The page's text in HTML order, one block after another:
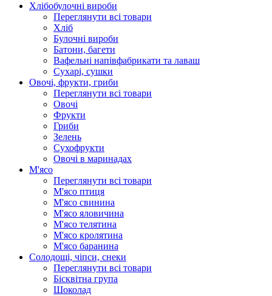
Хлібобулочні вироби
Переглянути всі товари
Хліб
Булочні вироби
Батони, багети
Вафельні напівфабрикати та лаваш
Сухарі, сушки
Овочі, фрукти, гриби
Переглянути всі товари
Овочі
Фрукти
Гриби
Зелень
Сухофрукти
Овочі в маринадах
М'ясо
Переглянути всі товари
М'ясо птиця
М'ясо свинина
М'ясо яловичина
М'ясо телятина
М'ясо кролятина
М'ясо баранина
Солодощі, чіпси, снеки
Переглянути всі товари
Бісквітна група
Шоколад